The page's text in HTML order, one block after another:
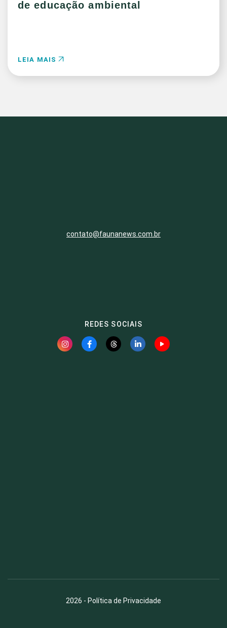
de educação ambiental
LEIA MAIS
contato@faunanews.com.br
REDES SOCIAIS
2026 - Política de Privacidade